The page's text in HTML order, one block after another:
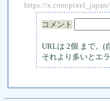
https://x.com/
コメント
URLは 2個 まで。(
それより多いとエ